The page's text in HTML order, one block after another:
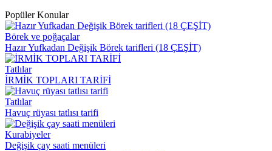
Popüler Konular
Börek ve poğaçalar
Hazır Yufkadan Değişik Börek tarifleri (18 ÇEŞİT)
Tatlılar
İRMİK TOPLARI TARİFİ
Tatlılar
Havuç rüyası tatlısı tarifi
Kurabiyeler
Değişik çay saati menüleri